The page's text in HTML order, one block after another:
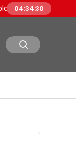
Pratik Rehber:
04:34:31